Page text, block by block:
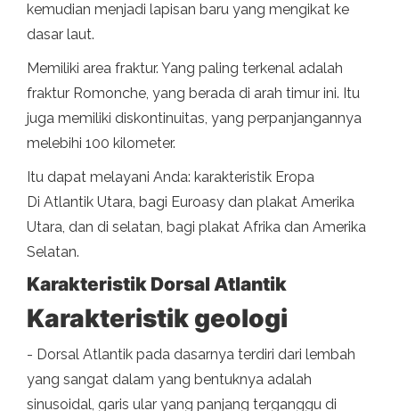
kemudian menjadi lapisan baru yang mengikat ke
dasar laut.
Memiliki area fraktur. Yang paling terkenal adalah
fraktur Romonche, yang berada di arah timur ini. Itu
juga memiliki diskontinuitas, yang perpanjangannya
melebihi 100 kilometer.
Itu dapat melayani Anda: karakteristik Eropa
Di Atlantik Utara, bagi Euroasy dan plakat Amerika
Utara, dan di selatan, bagi plakat Afrika dan Amerika
Selatan.
Karakteristik Dorsal Atlantik
Karakteristik geologi
- Dorsal Atlantik pada dasarnya terdiri dari lembah
yang sangat dalam yang bentuknya adalah
sinusoidal, garis ular yang panjang terganggu di